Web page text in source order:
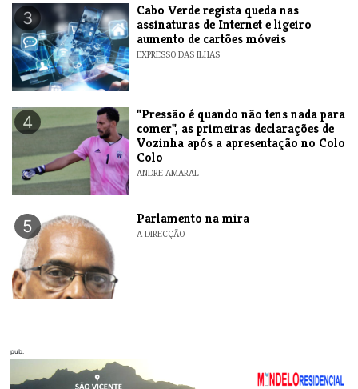
3
Cabo Verde regista queda nas
assinaturas de Internet e ligeiro
aumento de cartões móveis
EXPRESSO DAS ILHAS
4
"Pressão é quando não tens nada para
comer", as primeiras declarações de
Vozinha após a apresentação no Colo
Colo
ANDRE AMARAL
5 Parlamento na mira
A DIRECÇÃO
pub.